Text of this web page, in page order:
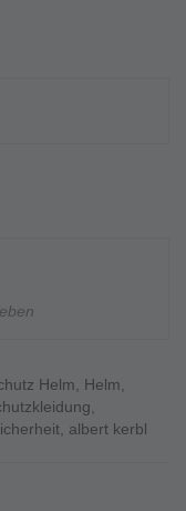
Helm, Helm,
,
, albert kerbl